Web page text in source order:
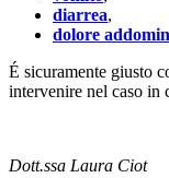
diarrea,
dolore
É sicuramente giusto
intervenire nel caso in
Dott.ssa Laura Ciot